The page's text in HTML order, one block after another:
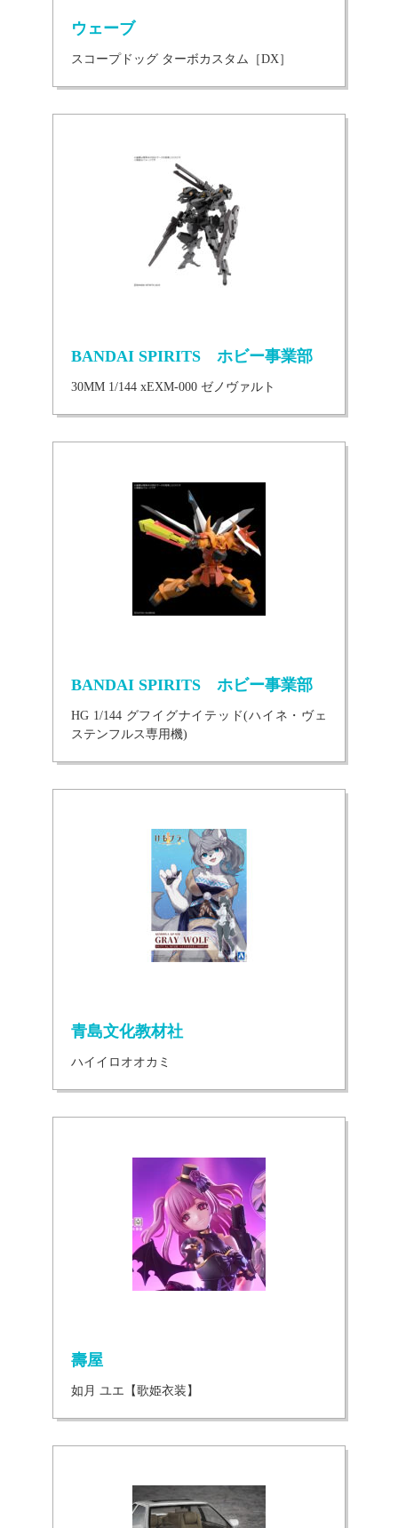
ウェーブ
スコープドッグ ターボカスタム［DX］
BANDAI SPIRITS ホビー事業部
30MM 1/144 xEXM-000 ゼノヴァルト
BANDAI SPIRITS ホビー事業部
HG 1/144 グフイグナイテッド(ハイネ・ヴェ
ステンフルス専用機)
青島文化教材社
ハイイロオオカミ
壽屋
如月 ユエ【歌姫衣装】